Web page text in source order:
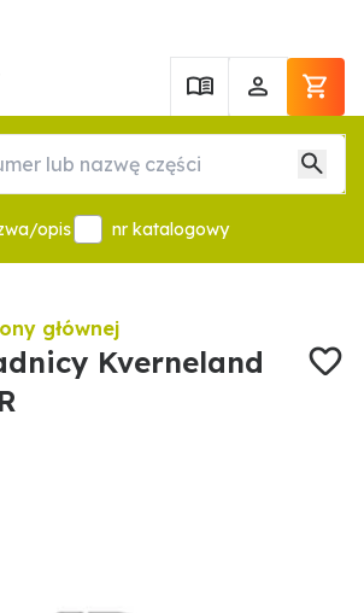
opis nr katalogowy
głównej
Kverneland